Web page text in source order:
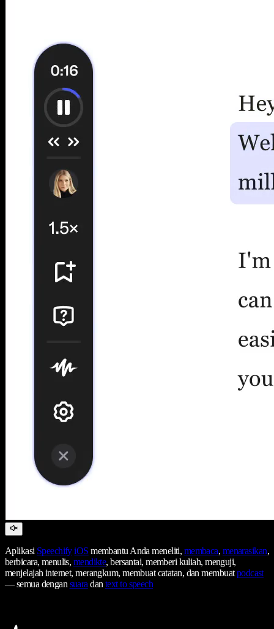
Aplikasi Speechify iOS membantu Anda meneliti, membaca, menarasikan,
berbicara, menulis, mendikte, bersantai, memberi kuliah, menguji,
menjelajah internet, merangkum, membuat catatan, dan membuatpodcast
— semua dengansuaradantext to speech